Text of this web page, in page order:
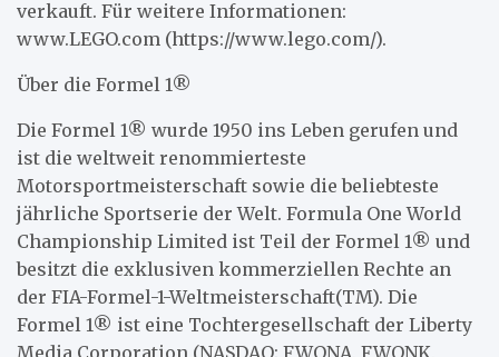
verkauft. Für weitere Informationen:
www.LEGO.com (https://www.lego.com/).
Über die Formel 1®
Die Formel 1® wurde 1950 ins Leben gerufen und
ist die weltweit renommierteste
Motorsportmeisterschaft sowie die beliebteste
jährliche Sportserie der Welt. Formula One World
Championship Limited ist Teil der Formel 1® und
besitzt die exklusiven kommerziellen Rechte an
der FIA-Formel-1-Weltmeisterschaft(TM). Die
Formel 1® ist eine Tochtergesellschaft der Liberty
Media Corporation (NASDAQ: FWONA, FWONK,